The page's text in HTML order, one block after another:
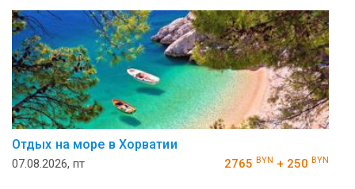
Отдых на море в Хорватии
07.08.2026, пт 2765 BYN + 250 BYN